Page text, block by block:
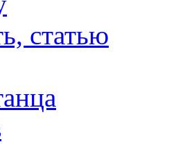
статью